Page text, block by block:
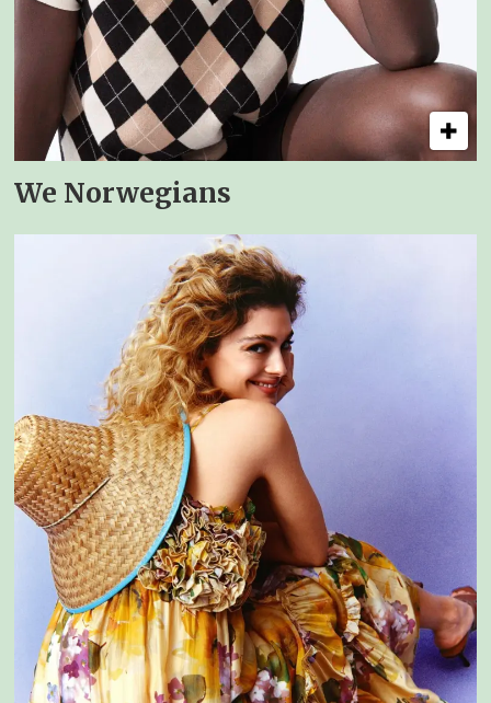
We Norwegians